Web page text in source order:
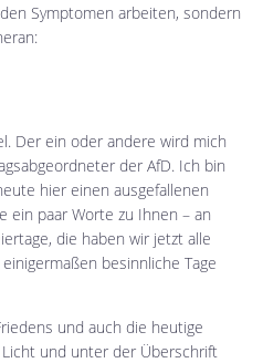
Symptomen arbeiten, sondern
Der ein oder andere wird mich
der AfD. Ich bin
hier einen ausgefallenen
ein paar Worte zu Ihnen – an
die haben wir jetzt alle
besinnliche Tage
und auch die heutige
und unter der Überschrift